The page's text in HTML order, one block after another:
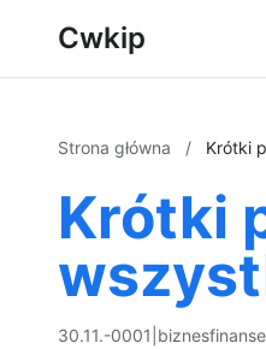
Cwkip
Strona główna / Krótki
Krótki
30.11.-0001 biznesfinanse